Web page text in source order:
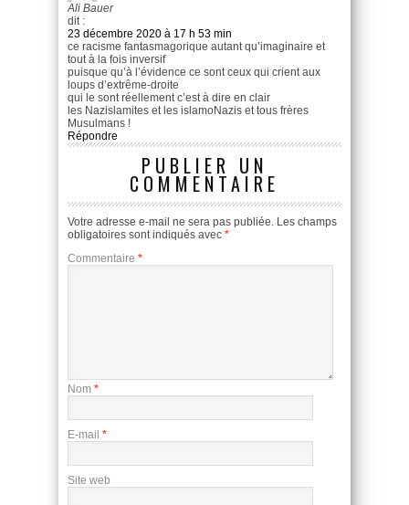
Ali Bauer
dit :
23 décembre 2020 à 17 h 53 min
ce racisme fantasmagorique autant qu’imaginaire et
tout à la fois inversif
puisque qu’à l’évidence ce sont ceux qui crient aux
loups d’extrême-droite
qui le sont réellement c’est à dire en clair
les Nazislamites et les islamoNazis et tous frères
Musulmans !
Répondre
PUBLIER UN
COMMENTAIRE
Votre adresse e-mail ne sera pas publiée. Les champs
obligatoires sont indiqués avec *
Commentaire *
Nom *
E-mail *
Site web